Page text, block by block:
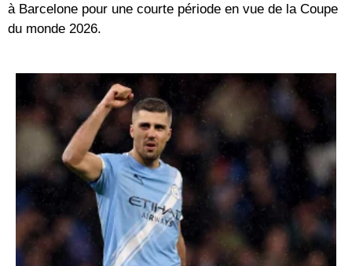
à Barcelone pour une courte période en vue de la Coupe
du monde 2026.